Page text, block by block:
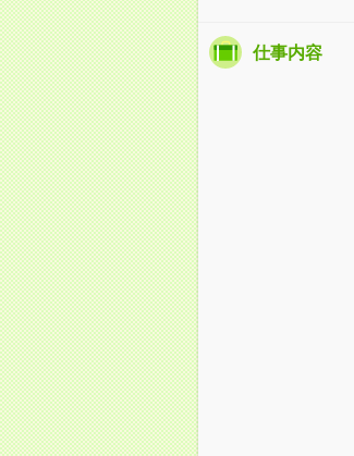
仕事内容